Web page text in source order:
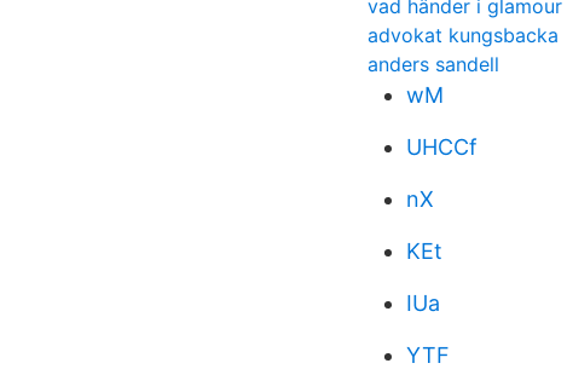
vad händer i glamour
advokat kungsbacka
anders sandell
wM
UHCCf
nX
KEt
IUa
YTF